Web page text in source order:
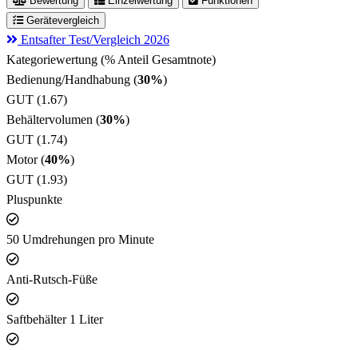
Gerätevergleich
Entsafter Test/Vergleich 2026
Kategoriewertung (% Anteil Gesamtnote)
Bedienung/Handhabung (30%)
GUT (1.67)
Behältervolumen (30%)
GUT (1.74)
Motor (40%)
GUT (1.93)
Pluspunkte
50 Umdrehungen pro Minute
Anti-Rutsch-Füße
Saftbehälter 1 Liter